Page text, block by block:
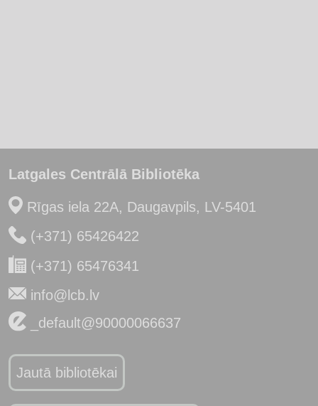
Latgales Centrālā Bibliotēka
Rīgas iela 22A, Daugavpils, LV-5401
(+371) 65426422
(+371) 65476341
info@lcb.lv
_default@90000066637
Jautā bibliotēkai